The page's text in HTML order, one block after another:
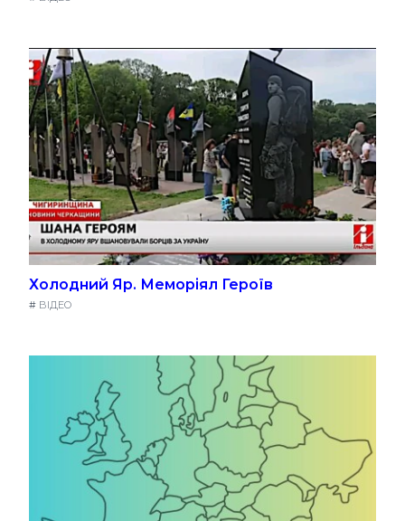
Холодний Яр. Меморіял Героїв
# ВІДЕО